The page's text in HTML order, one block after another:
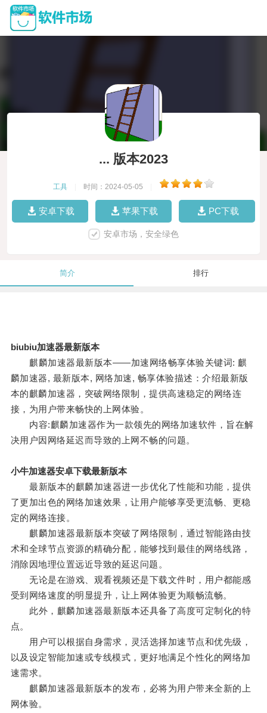
... 版本2023
工具 时间：2024-05-05
安卓下载 苹果下载 PC下载
安卓市场，安全绿色
简介 排行
biubiu加速器最新版本
麒麟加速器最新版本——加速网络畅享体验关键词: 麒
麟加速器, 最新版本, 网络加速, 畅享体验描述：介绍最新版
本的麒麟加速器，突破网络限制，提供高速稳定的网络连
接，为用户带来畅快的上网体验。
内容:麒麟加速器作为一款领先的网络加速软件，旨在解
决用户因网络延迟而导致的上网不畅的问题。
小牛加速器安卓下载最新版本
最新版本的麒麟加速器进一步优化了性能和功能，提供
了更加出色的网络加速效果，让用户能够享受更流畅、更稳
定的网络连接。
麒麟加速器最新版本突破了网络限制，通过智能路由技
术和全球节点资源的精确分配，能够找到最佳的网络线路，
消除因地理位置远近导致的延迟问题。
无论是在游戏、观看视频还是下载文件时，用户都能感
受到网络速度的明显提升，让上网体验更为顺畅流畅。
此外，麒麟加速器最新版本还具备了高度可定制化的特
点。
用户可以根据自身需求，灵活选择加速节点和优先级，
以及设定智能加速或专线模式，更好地满足个性化的网络加
速需求。
麒麟加速器最新版本的发布，必将为用户带来全新的上
网体验。